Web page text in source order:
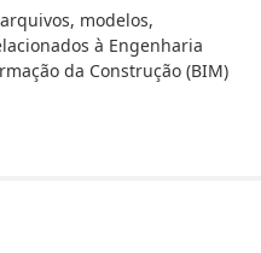
modelos,
à Engenharia
da Construção (BIM)